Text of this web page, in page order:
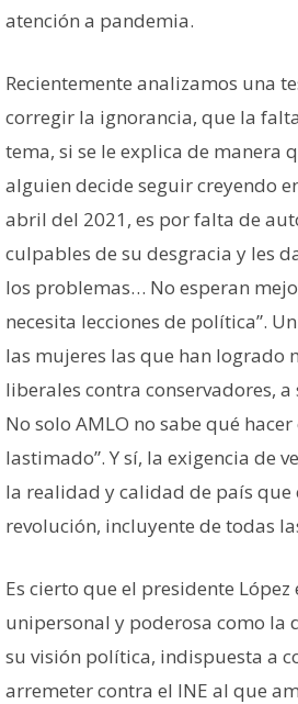
atención a pandemia.
Recientemente analizamos una
corregir la ignorancia, que la
tema, si se le explica de manera
alguien decide seguir creyendo
abril del 2021, es por falta de
culpables de su desgracia y les
los problemas… No esperan
necesita lecciones de política”.
las mujeres las que han logrado
liberales contra conservadores,
No solo AMLO no sabe qué
lastimado”. Y sí, la exigencia de
la realidad y calidad de país
revolución, incluyente de todas
Es cierto que el presidente
unipersonal y poderosa como la
su visión política, indispuesta a
arremeter contra el INE al que